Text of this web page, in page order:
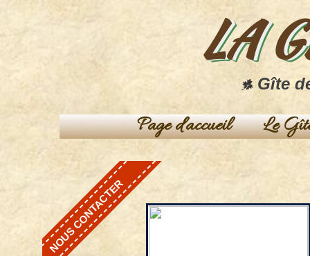
LA
Gîte
Page d'accueil Le
NOUS CONTACTER